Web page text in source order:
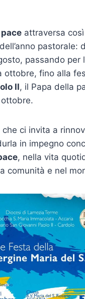
pace attraversa
pastorale:
passando per
ottobre, fino alla
II, il Papa della
ci invita a
in impegno
, nella vita
comunità e nel